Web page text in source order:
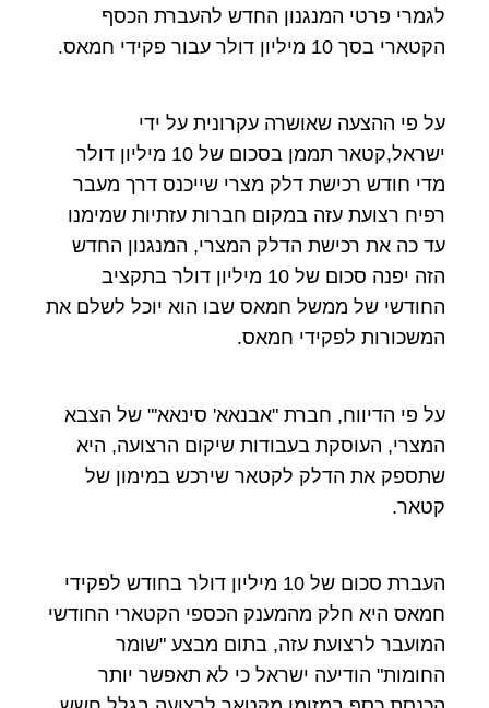
לגמרי פרטי המנגנון החדש להעברת הכסף
הקטארי בסך 10 מיליון דולר עבור פקידי חמאס.
על פי ההצעה שאושרה עקרונית על ידי
ישראל,קטאר תממן בסכום של 10 מיליון דולר
מדי חודש רכישת דלק מצרי שייכנס דרך מעבר
רפיח רצועת עזה במקום חברות עזתיות שמימנו
עד כה את רכישת הדלק המצרי, המנגנון החדש
הזה יפנה סכום של 10 מיליון דולר בתקציב
החודשי של ממשל חמאס שבו הוא יוכל לשלם את
המשכורות לפקידי חמאס.
על פי הדיווח, חברת "אבנאא' סינאא'" של הצבא
המצרי, העוסקת בעבודות שיקום הרצועה, היא
שתספק את הדלק לקטאר שירכש במימון של
קטאר.
העברת סכום של 10 מיליון דולר בחודש לפקידי
חמאס היא חלק מהמענק הכספי הקטארי החודשי
המועבר לרצועת עזה, בתום מבצע "שומר
החומות" הודיעה ישראל כי לא תאפשר יותר